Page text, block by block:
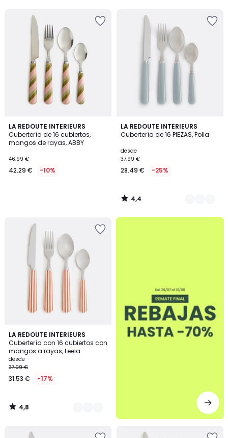
descuento
aplicado.
LA REDOUTE INTERIEURS
Cubertería de 16 cubiertos,
mangos de rayas, ABBY
46.99 €
42.29 € -10%
LA REDOUTE INTERIEURS
Cubertería de 16 PIEZAS, Polla
desde
37.99 €
28.49 € -25%
4,4
/ 5
4
Colores
4,4
/
LA REDOUTE INTERIEURS
Cubertería con 16 cubiertos con
mangos a rayas, Leela
desde
37.99 €
31.53 € -17%
4,8
/ 5
4
Colores
4,8
/
.